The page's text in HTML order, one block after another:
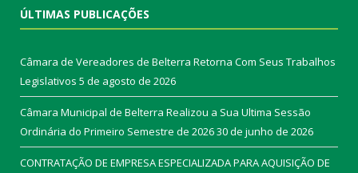
ÚLTIMAS PUBLICAÇÕES
Câmara de Vereadores de Belterra Retorna Com Seus Trabalhos
Legislativos 5 de agosto de 2026
Câmara Municipal de Belterra Realizou a Sua Ultima Sessão
Ordinária do Primeiro Semestre de 202630 de junho de 2026
CONTRATAÇÃO DE EMPRESA ESPECIALIZADA PARA AQUISIÇÃO DE